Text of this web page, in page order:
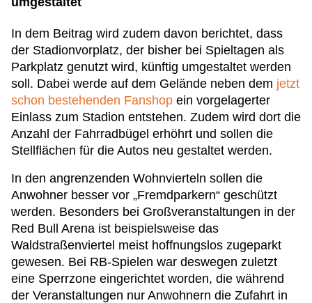
In dem Beitrag wird zudem davon berichtet, dass
der Stadionvorplatz, der bisher bei Spieltagen als
Parkplatz genutzt wird, künftig umgestaltet werden
soll. Dabei werde auf dem Gelände neben dem jetzt
schon bestehenden Fanshop ein vorgelagerter
Einlass zum Stadion entstehen. Zudem wird dort die
Anzahl der Fahrradbügel erhöhrt und sollen die
Stellflächen für die Autos neu gestaltet werden.
In den angrenzenden Wohnvierteln sollen die
Anwohner besser vor „Fremdparkern“ geschützt
werden. Besonders bei Großveranstaltungen in der
Red Bull Arena ist beispielsweise das
Waldstraßenviertel meist hoffnungslos zugeparkt
gewesen. Bei RB-Spielen war deswegen zuletzt
eine Sperrzone eingerichtet worden, die während
der Veranstaltungen nur Anwohnern die Zufahrt in